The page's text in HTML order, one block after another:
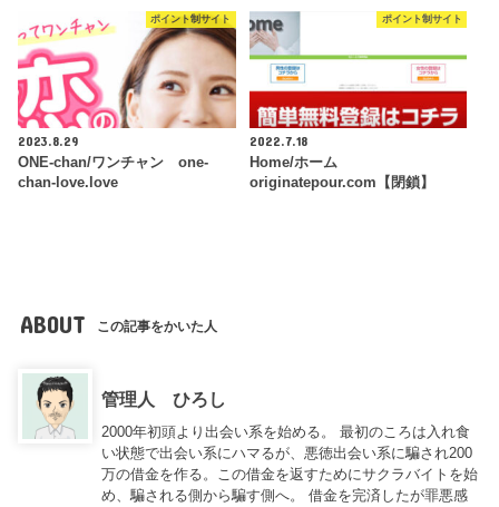
ポイント制サイト
2023.8.29
ONE-chan/ワンチャン one-
chan-love.love
ポイント制サイト
2022.7.18
Home/ホーム
originatepour.com【閉鎖】
ABOUT この記事をかいた人
管理人 ひろし
2000年初頭より出会い系を始める。 最初のころは入れ食
い状態で出会い系にハマるが、悪徳出会い系に騙され200
万の借金を作る。この借金を返すためにサクラバイトを始
め、騙される側から騙す側へ。 借金を完済したが罪悪感